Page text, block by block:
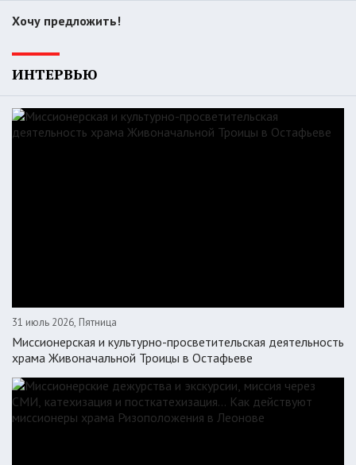
Хочу предложить!
ИНТЕРВЬЮ
31 июль 2026, Пятница
Миссионерская и культурно-просветительская деятельность
храма Живоначальной Троицы в Остафьеве